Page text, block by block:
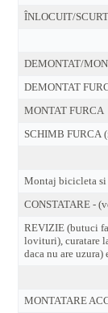
ÎNLOCUIT/
DEMONTAT/
DEMONTAT
MONTAT FURCA
SCHIMB FURCA
Montaj bicicleta
CONSTATARE -
REVIZIE (butuci
lovituri), curatare
daca nu are uzura)
MONTATARE